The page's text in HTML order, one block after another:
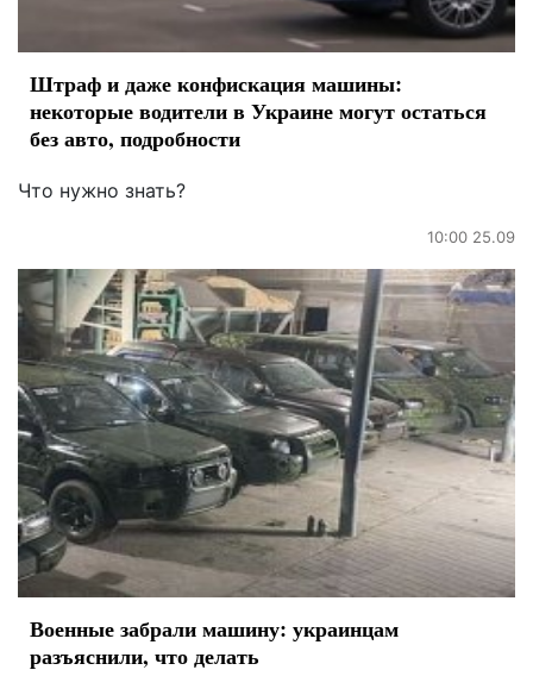
Штраф и даже конфискация машины:
некоторые водители в Украине могут остаться
без авто, подробности
Что нужно знать?
10:00 25.09
Военные забрали машину: украинцам
разъяснили, что делать